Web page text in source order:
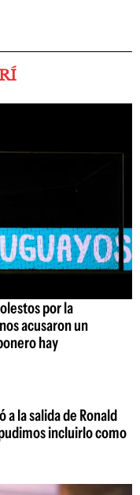
por la
acusaron un
hay
a la salida de Ronald
incluirlo como